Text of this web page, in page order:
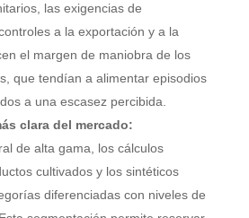
las exigencias de
a la exportación y a la
el margen de maniobra de los
que tendían a alimentar episodios
a una escasez percibida.
clara del mercado:
de alta gama, los cálculos
cultivados y los sintéticos
diferenciadas con niveles de